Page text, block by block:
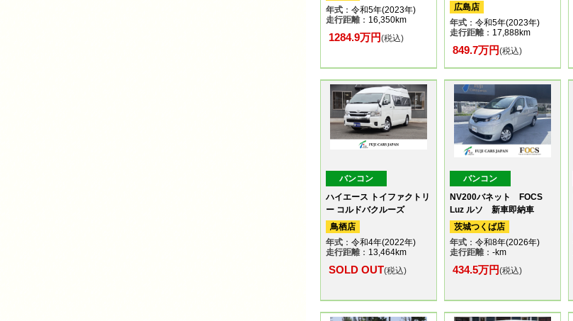
年式：令和5年(2023年)
走行距離：16,350km
1284.9万円(税込)
広島店
年式：令和5年(2023年)
走行距離：17,888km
849.7万円(税込)
バンコン
ハイエース トイファクトリ
ー コルドバクルーズ
鳥栖店
年式：令和4年(2022年)
走行距離：13,464km
SOLD OUT(税込)
バンコン
NV200バネット FOCS
Luz ルソ 新車即納車
茨城つくば店
年式：令和8年(2026年)
走行距離：-km
434.5万円(税込)